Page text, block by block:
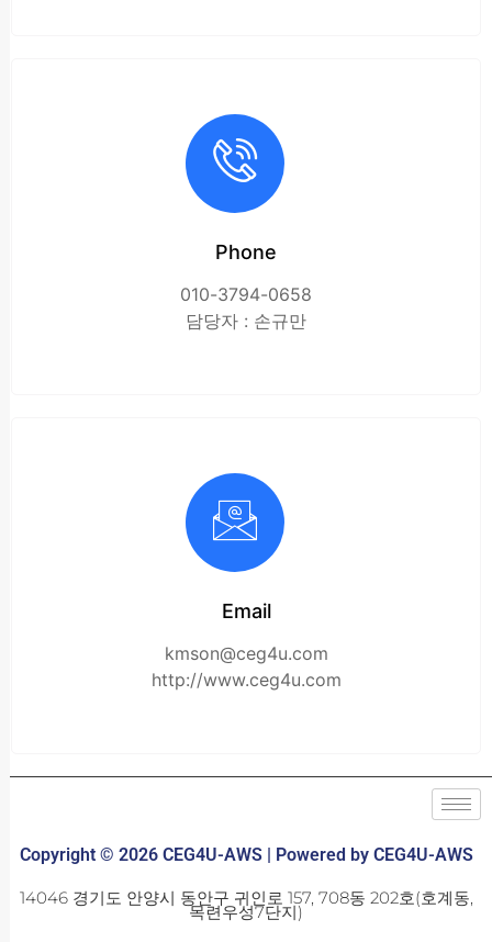
Phone
010-3794-0658
담당자 : 손규만
Email
kmson@ceg4u.com
http://www.ceg4u.com
Copyright © 2026 CEG4U-AWS | Powered by CEG4U-AWS
14046 경기도 안양시 동안구 귀인로 157, 708동 202호(호계동,
목련우성7단지)